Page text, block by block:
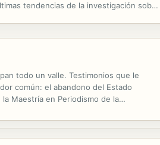
tendencias de la investigación sobre
todo un valle. Testimonios que le
común: el abandono del Estado
Maestría en Periodismo de la